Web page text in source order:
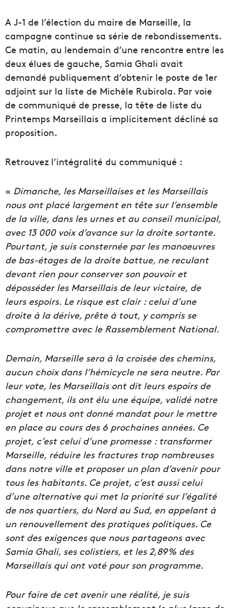
A J-1 de l’élection du maire de Marseille, la
campagne continue sa série de rebondissements.
Ce matin, au lendemain d’une rencontre entre les
deux élues de gauche, Samia Ghali avait
demandé publiquement d’obtenir le poste de 1er
adjoint sur la liste de Michèle Rubirola. Par voie
de communiqué de presse, la tête de liste du
Printemps Marseillais a implicitement décliné sa
proposition.
Retrouvez l’intégralité du communiqué :
« Dimanche, les Marseillaises et les Marseillais
nous ont placé largement en tête sur l’ensemble
de la ville, dans les urnes et au conseil municipal,
avec 13 000 voix d’avance sur la droite sortante.
Pourtant, je suis consternée par les manoeuvres
de bas-étages de la droite battue, ne reculant
devant rien pour conserver son pouvoir et
déposséder les Marseillais de leur victoire, de
leurs espoirs. Le risque est clair : celui d’une
droite à la dérive, prête à tout, y compris se
compromettre avec le Rassemblement National.
Demain, Marseille sera à la croisée des chemins,
aucun choix dans l’hémicycle ne sera neutre. Par
leur vote, les Marseillais ont dit leurs espoirs de
changement, ils ont élu une équipe, validé notre
projet et nous ont donné mandat pour le mettre
en place au cours des 6 prochaines années. Ce
projet, c’est celui d’une promesse : transformer
Marseille, réduire les fractures trop nombreuses
dans notre ville et proposer un plan d’avenir pour
tous les habitants. Ce projet, c’est aussi celui
d’une alternative qui met la priorité sur l’égalité
de nos quartiers, du Nord au Sud, en appelant à
un renouvellement des pratiques politiques. Ce
sont des exigences que nous partageons avec
Samia Ghali, ses colistiers, et les 2,89% des
Marseillais qui ont voté pour son programme.
Pour faire de cet avenir une réalité, je suis